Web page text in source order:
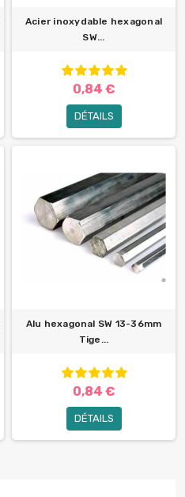
Acier inoxydable hexagonal
SW...
0,84 €
DÉTAILS
Alu hexagonal SW 13-36mm
Tige...
0,84 €
DÉTAILS